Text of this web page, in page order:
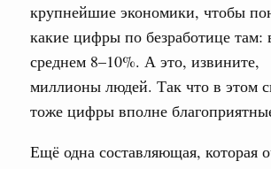
крупнейшие экономики, чтобы
какие цифры по безработице там:
среднем 8–10%. А это, извините,
миллионы людей. Так что в этом
тоже цифры вполне
Ещё одна составляющая, которая
провёл рабочую